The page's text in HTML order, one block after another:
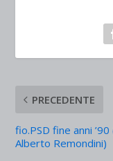
PRECEDENTE
fio.PSD fine anni ’90
Alberto Remondini)